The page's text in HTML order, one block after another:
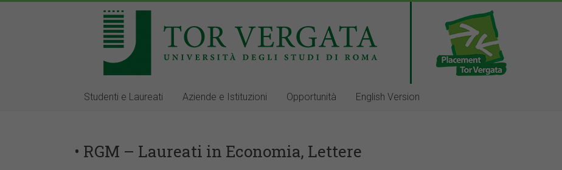
Studenti e Laureati Aziende e Istituzioni Opportunità English Version
• RGM – Laureati in Economia, Lettere